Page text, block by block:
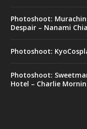
Photoshoot:
Despair – Nanami
Photoshoot:
Photoshoot:
Hotel – Charlie